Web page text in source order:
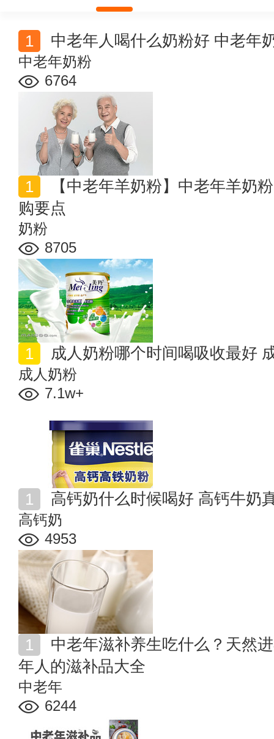
中老年人喝什么奶粉好 中老年
中老年奶粉
6764
购要点
奶粉
8705
成人奶粉哪个时间喝吸收最好
成人奶粉
7.1w+
高钙奶什么时候喝好 高钙牛奶
高钙奶
4953
年人的滋补品大全
中老年
6244